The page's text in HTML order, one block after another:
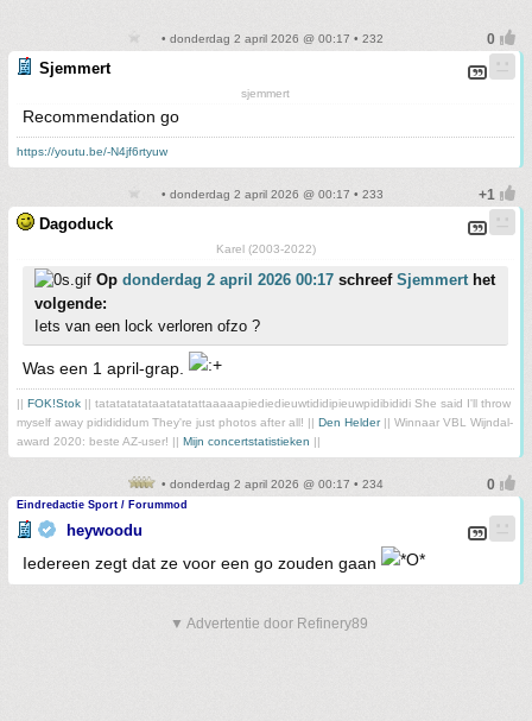
• donderdag 2 april 2026 @ 00:17 • 232
Sjemmert
sjemmert
Recommendation go
https://youtu.be/-N4jf6rtyuw
• donderdag 2 april 2026 @ 00:17 • 233
Dagoduck
Karel (2003-2022)
Op donderdag 2 april 2026 00:17 schreef Sjemmerthet
volgende:
Iets van een lock verloren ofzo ?
Was een 1 april-grap.
|| FOK!Stok || tatatatatataatatatattaaaaapiediedieuwtididipieuwpidibididi She said I'll throw
myself away pididididum They're just photos after all! || Den Helder|| Winnaar VBL Wijndal-
award 2020: beste AZ-user! || Mijn concertstatistieken ||
• donderdag 2 april 2026 @ 00:17 • 234
Eindredactie Sport / Forummod
heywoodu
Iedereen zegt dat ze voor een go zouden gaan
▼ Advertentie door Refinery89